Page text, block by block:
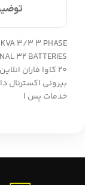
KVA 3/3 3 PHASE
خدمات پس ا